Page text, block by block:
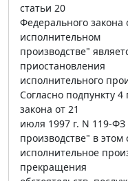
статьи 20
Федерального
исполнительном
производстве"
приостановления
исполнительного
Согласно подпункту
закона от 21
июля 1997 г. N 119-
производстве" в этом
исполнительное
прекращения